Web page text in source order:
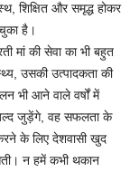
शिक्षित और समृद्ध होकर
है।
मां की सेवा का भी बहुत
उसकी उत्पादकता की
भी आने वाले वर्षों में
जुड़ेंगे, वह सफलता के
के लिए देशवासी खुद
न हमें कभी थकान